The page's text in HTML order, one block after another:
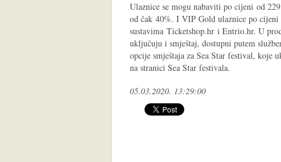
Ulaznice se mogu nabaviti po cijeni od
od čak 40%. I VIP Gold ulaznice po cijeni
sustavima Ticketshop.hr i Entrio.hr. U
uključuju i smještaj, dostupni putem
opcije smještaja za Sea Star festival, koje
na stranici Sea Star festivala.
05.03.2020. 13:29:00